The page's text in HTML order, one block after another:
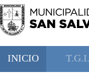
INICIO T.G.I.